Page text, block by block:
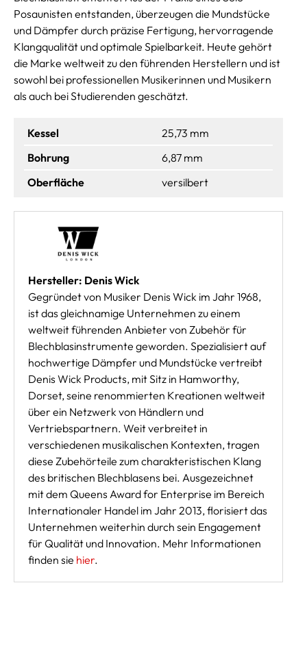
Posaunisten entstanden, überzeugen die Mundstücke
und Dämpfer durch präzise Fertigung, hervorragende
Klangqualität und optimale Spielbarkeit. Heute gehört
die Marke weltweit zu den führenden Herstellern und ist
sowohl bei professionellen Musikerinnen und Musikern
als auch bei Studierenden geschätzt.
Kessel
25,73 mm
Bohrung
6,87 mm
Oberfläche
versilbert
Hersteller: Denis Wick
Gegründet von Musiker Denis Wick im Jahr 1968,
ist das gleichnamige Unternehmen zu einem
weltweit führenden Anbieter von Zubehör für
Blechblasinstrumente geworden. Spezialisiert auf
hochwertige Dämpfer und Mundstücke vertreibt
Denis Wick Products, mit Sitz in Hamworthy,
Dorset, seine renommierten Kreationen weltweit
über ein Netzwerk von Händlern und
Vertriebspartnern. Weit verbreitet in
verschiedenen musikalischen Kontexten, tragen
diese Zubehörteile zum charakteristischen Klang
des britischen Blechblasens bei. Ausgezeichnet
mit dem Queens Award for Enterprise im Bereich
Internationaler Handel im Jahr 2013, florisiert das
Unternehmen weiterhin durch sein Engagement
für Qualität und Innovation. Mehr Informationen
finden sie hier.